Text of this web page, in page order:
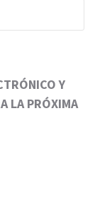
Y
LA PRÓXIMA